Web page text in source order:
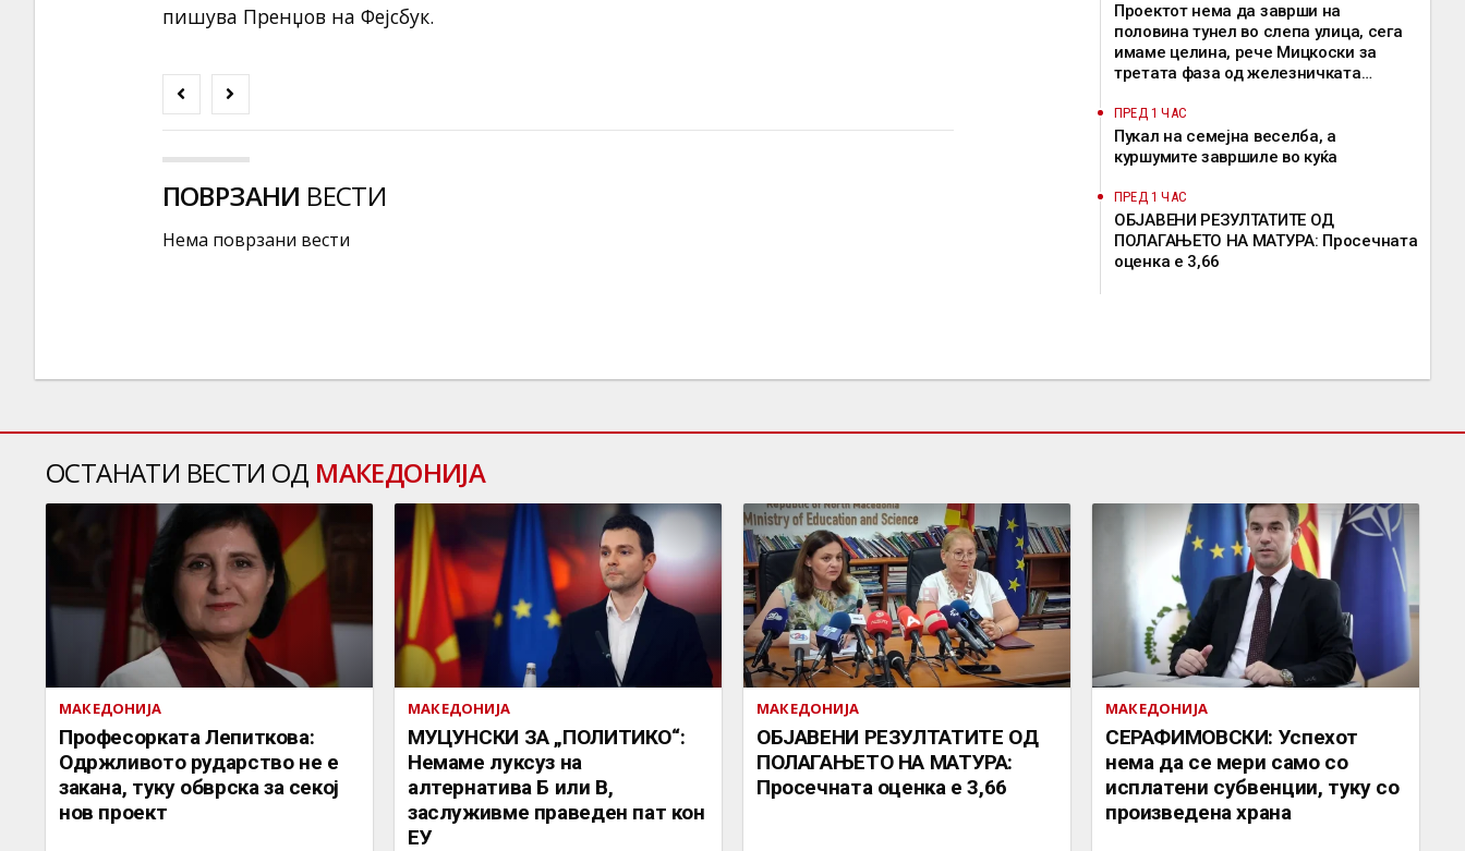
пишува Пренџов на Фејсбук.
ПОВРЗАНИ ВЕСТИ
Нема поврзани вести
Проектот нема да заврши на
половина тунел во слепа улица, сега
имаме целина, рече Мицкоски за
третата фаза од железничката
ПРЕД 1 ЧАС
Пукал на семејна веселба, а
куршумите завршиле во куќа
ПРЕД 1 ЧАС
ОБЈАВЕНИ РЕЗУЛТАТИТЕ ОД
ПОЛАГАЊЕТО НА МАТУРА: Просечната
оценка е 3,66
ОСТАНАТИ ВЕСТИ ОД МАКЕДОНИЈА
МАКЕДОНИЈА
Професорката Лепиткова:
Одржливото рударство не е
закана, туку обврска за секој
нов проект
МАКЕДОНИЈА
МУЦУНСКИ ЗА „ПОЛИТИКО“:
Немаме луксуз на
алтернатива Б или В,
заслуживме праведен пат кон
ЕУ
МАКЕДОНИЈА
ОБЈАВЕНИ РЕЗУЛТАТИТЕ ОД
ПОЛАГАЊЕТО НА МАТУРА:
Просечната оценка е 3,66
МАКЕДОНИЈА
СЕРАФИМОВСКИ: Успехот
нема да се мери само со
исплатени субвенции, туку со
произведена храна